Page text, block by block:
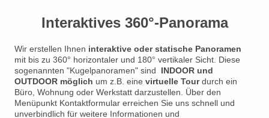
Interaktives 360°-Panorama
Wir erstellen Ihnen interaktive oder statische Panoramen
mit bis zu 360° horizontaler und 180° vertikaler Sicht. Diese
sogenannten "Kugelpanoramen" sind
INDOOR und
OUTDOOR möglich um z.B. eine virtuelle Tourdurch ein
Büro, Wohnung oder Werkstatt darzustellen. Über den
Menüpunkt Kontaktformular erreichen Sie uns schnell und
unverbindlich für weitere Informationen und